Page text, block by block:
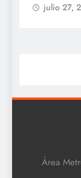
julio 27,
Área